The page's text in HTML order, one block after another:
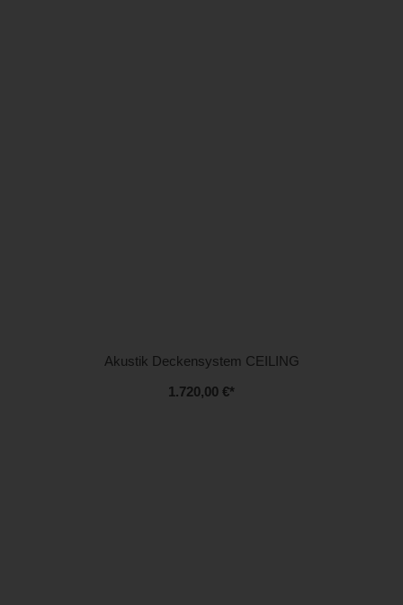
Akustik Deckensystem CEILING
1.720,00 €*